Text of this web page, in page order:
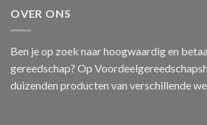
OVER ONS
Ben je op zoek naar hoogwaardig en
gereedschap? Op
duizenden producten van verschillende